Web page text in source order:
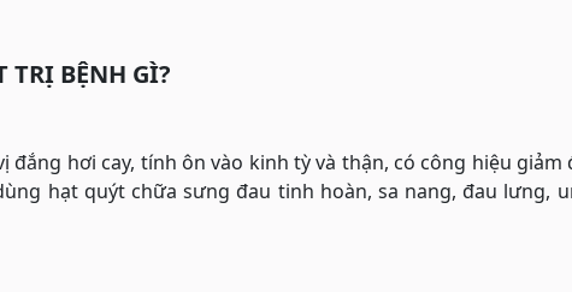
TRỊ BỆNH GÌ?
hơi cay, tính ôn vào kinh tỳ và thận, có công hiệu giảm
hạt quýt chữa sưng đau tinh hoàn, sa nang, đau lưng,